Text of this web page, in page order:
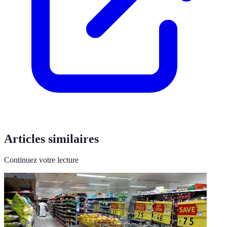
Articles similaires
Continuez votre lecture